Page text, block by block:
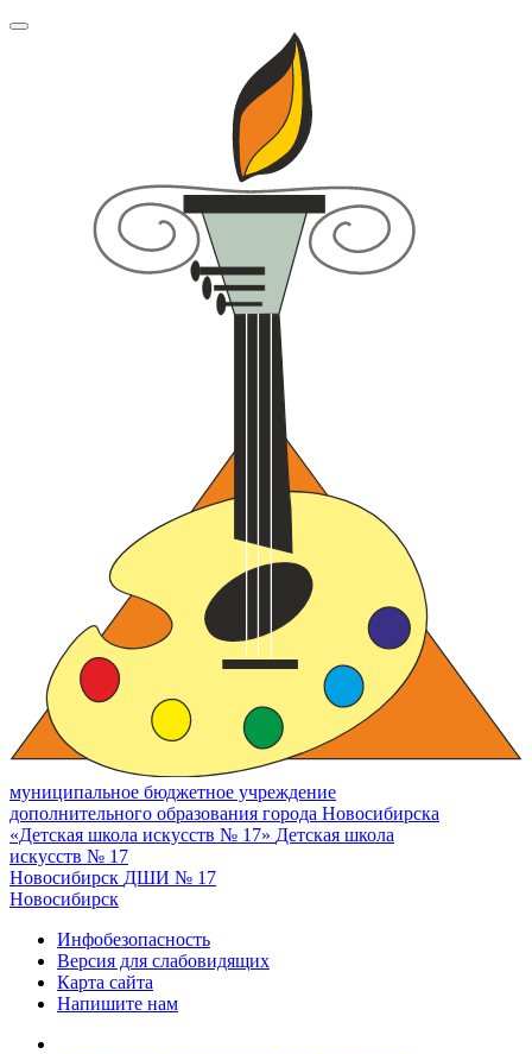
муниципальное бюджетное учреждение
дополнительного образования города Новосибирска
«Детская школа искусств № 17» Детская школа
искусств № 17
Новосибирск ДШИ № 17
Новосибирск
Инфобезопасность
Версия для слабовидящих
Карта сайта
Напишите нам